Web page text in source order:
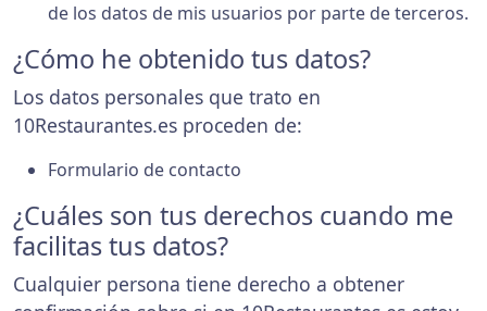
de los datos de mis usuarios por parte de terceros.
¿Cómo he obtenido tus datos?
Los datos personales que trato en
10Restaurantes.es proceden de:
Formulario de contacto
¿Cuáles son tus derechos cuando me
facilitas tus datos?
Cualquier persona tiene derecho a obtener